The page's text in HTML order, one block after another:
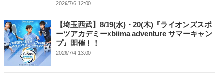
2026/7/6 12:00
【埼玉西武】8/19(水)・20(木)『ライオンズスポ
ーツアカデミー×biima adventure サマーキャン
プ』開催！！
2026/7/4 13:00